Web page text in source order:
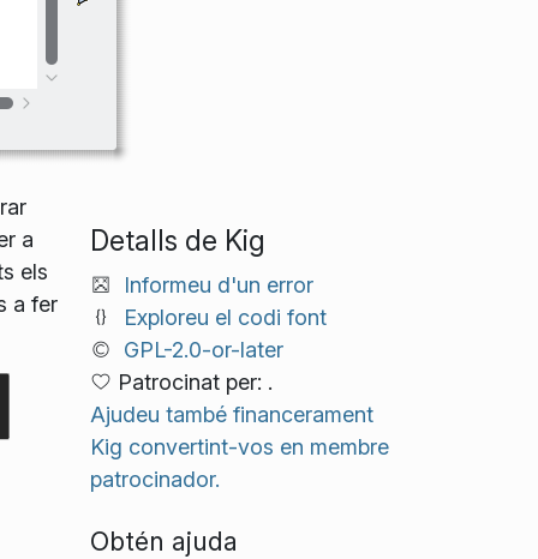
a
els
a fer
Detalls de Kig
Informeu d'un error
Exploreu el codi font
GPL-2.0-or-later
Patrocinat per: .
Ajudeu també financerament
Kig convertint-vos en membre
patrocinador.
Obtén ajuda